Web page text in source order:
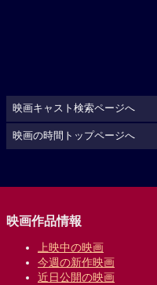
映画キャスト検索ページへ
映画の時間トップページへ
映画作品情報
上映中の映画
今週の新作映画
近日公開の映画